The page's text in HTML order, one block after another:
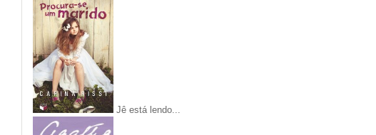
Jê está lendo...